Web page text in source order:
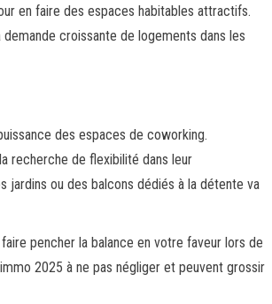
en faire des espaces habitables attractifs.
croissante de logements dans les
des espaces de coworking.
recherche de flexibilité dans leur
jardins ou des balcons dédiés à la détente va
pencher la balance en votre faveur lors de
2025 à ne pas négliger et peuvent grossir